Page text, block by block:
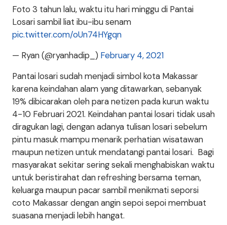
Foto 3 tahun lalu, waktu itu hari minggu di Pantai
Losari sambil liat ibu-ibu senam
pic.twitter.com/oUn74HYgqn
— Ryan (@ryanhadip_) February 4, 2021
Pantai losari sudah menjadi simbol kota Makassar
karena keindahan alam yang ditawarkan, sebanyak
19% dibicarakan oleh para netizen pada kurun waktu
4-10 Februari 2021. Keindahan pantai losari tidak usah
diragukan lagi, dengan adanya tulisan losari sebelum
pintu masuk mampu menarik perhatian wisatawan
maupun netizen untuk mendatangi pantai losari. Bagi
masyarakat sekitar sering sekali menghabiskan waktu
untuk beristirahat dan refreshing bersama teman,
keluarga maupun pacar sambil menikmati seporsi
coto Makassar dengan angin sepoi sepoi membuat
suasana menjadi lebih hangat.